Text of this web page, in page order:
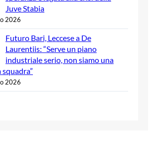
Juve Stabia
2026
Futuro Bari, Leccese a De
Laurentiis: “Serve un piano
industriale serio, non siamo una
2026